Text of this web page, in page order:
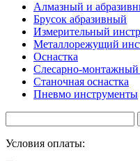
Алмазный и
Брусок абразивный
Измерительный
Металлорежущий
Оснастка
Слесарно-монтажный
Станочная оснастка
Пневмо инструменты
Условия оплаты: